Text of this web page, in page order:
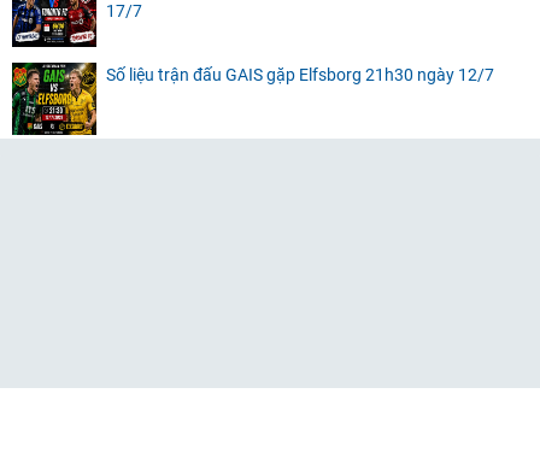
17/7
Số liệu trận đấu GAIS gặp Elfsborg 21h30 ngày 12/7